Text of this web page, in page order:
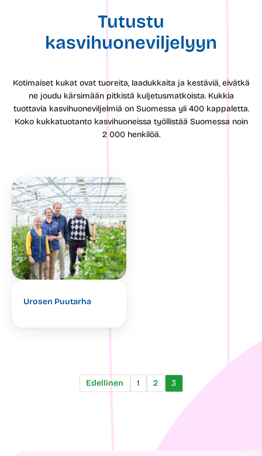
Tutustu
kasvihuoneviljelyyn
Kotimaiset kukat ovat tuoreita, laadukkaita ja kestäviä, eivätkä
ne joudu kärsimään pitkistä kuljetusmatkoista. Kukkia
tuottavia kasvihuoneviljelmiä on Suomessa yli 400 kappaletta.
Koko kukkatuotanto kasvihuoneissa työllistää Suomessa noin
2 000 henkilöä.
Urosen Puutarha
Edellinen 1 2 3